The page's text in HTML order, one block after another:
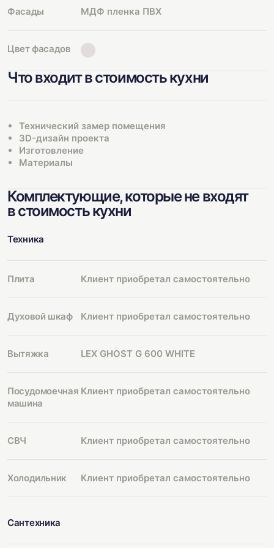
Фасады МДФ пленка ПВХ
Цвет фасадов
Что входит в стоимость кухни
Технический замер помещения
3D-дизайн проекта
Изготовление
Материалы
Комплектующие, которые не входят
в стоимость кухни
Техника
Плита Клиент приобретал самостоятельно
Духовой шкаф Клиент приобретал самостоятельно
Вытяжка LEX GHOST G 600 WHITE
Посудомоечная
машина
Клиент приобретал самостоятельно
СВЧ Клиент приобретал самостоятельно
Холодильник Клиент приобретал самостоятельно
Сантехника